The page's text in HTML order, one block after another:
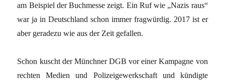
am Beispiel der Buchmesse zeigt. Ein Ruf wie „Nazis raus“
war ja in Deutschland schon immer fragwürdig. 2017 ist er
aber geradezu wie aus der Zeit gefallen.
Schon kuscht der Münchner DGB vor einer Kampagne von
rechten Medien und Polizeigewerkschaft und kündigte